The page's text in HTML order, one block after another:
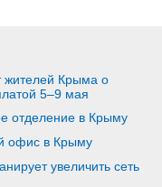
жителей Крыма о
5–9 мая
отделение в Крыму
офис в Крыму
увеличить сеть